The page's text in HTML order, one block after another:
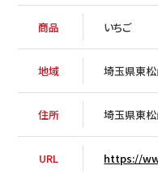
商品 いちご
地域 埼玉県東
住所 埼玉県東
URL https://